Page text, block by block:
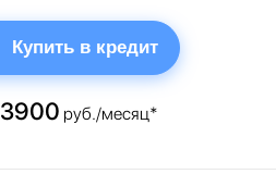
Купить в кредит
3900 руб./месяц*